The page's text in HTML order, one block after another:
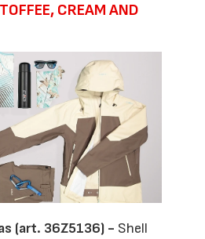
CREAM AND
(art. 36Z5136) - Shell